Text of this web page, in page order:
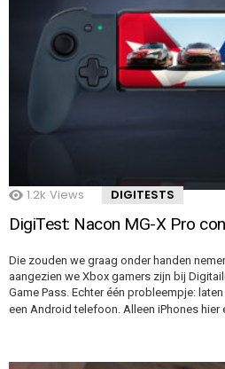
1.2k Views DIGITESTS
DigiTest: Nacon MG-X Pro
Die zouden we graag onder handen
aangezien we Xbox gamers zijn bij
Game Pass. Echter één probleempje:
een Android telefoon. Alleen iPhones hier